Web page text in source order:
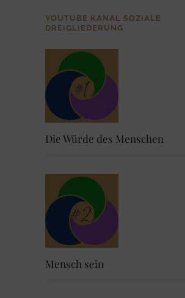
YOUTUBE KANAL SOZIALE
DREIGLIEDERUNG
Die Würde des Menschen
Mensch sein